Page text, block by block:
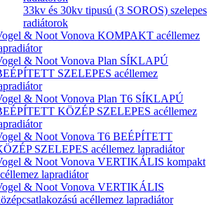
33kv és 30kv tipusú (3 SOROS) szelepes
radiátorok
& Noot Vonova KOMPAKT acéllemez
& Noot Vonova Plan SÍKLAPÚ
SZELEPES acéllemez
& Noot Vonova Plan T6 SÍKLAPÚ
KÖZÉP SZELEPES acéllemez
& Noot Vonova T6 BEÉPÍTETT
SZELEPES acéllemez lapradiátor
& Noot Vonova VERTIKÁLIS kompakt
lapradiátor
& Noot Vonova VERTIKÁLIS
acéllemez lapradiátor